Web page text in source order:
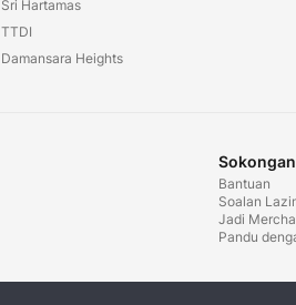
Sri Hartamas
TTDI
Damansara Heights
Sokongan
Bantuan
Soalan
Jadi
Pandu